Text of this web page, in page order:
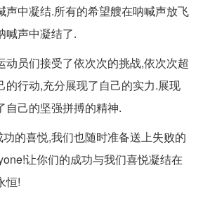
声中凝结.所有的希望艘在呐喊声放飞
喊声中凝结了.
动员们接受了依次次的挑战,依次次超
的行动,充分展现了自己的实力.展现
自己的坚强拼搏的精神.
的喜悦,我们也随时准备送上失败的
让你们的成功与我们喜悦凝结在
恒!